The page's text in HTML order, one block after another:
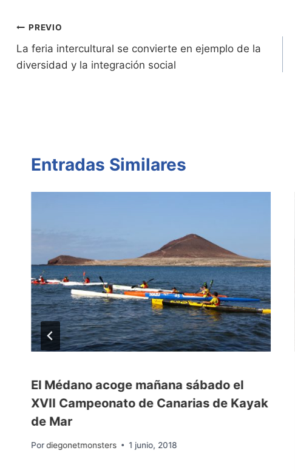
n
dl
y
k p
o
k
Navegación
de
PREVIO
La feria intercultural se convierte en ejemplo de la
diversidad y la integración social
Entradas Similares
El Médano acoge mañana sábado el
XVII Campeonato de Canarias de Kayak
de Mar
Pordiegonetmonsters 1 junio, 2018